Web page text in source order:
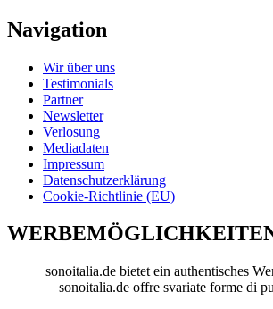
Navigation
Wir über uns
Testimonials
Partner
Newsletter
Verlosung
Mediadaten
Impressum
Datenschutzerklärung
Cookie-Richtlinie (EU)
sonoitalia.de bietet ein authentisches
sonoitalia.de offre svariate forme di